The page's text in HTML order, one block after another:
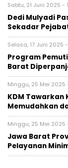
Sabtu, 21 Juni 2025 -
Dedi Mulyadi
Sekadar
Selasa, 17 Juni 2025 -
Program
Barat
Minggu, 25 Mei 2025 -
KDM Tawarkan
Memudahkan
Minggu, 25 Mei 2025 -
Jawa Barat
Pelayanan